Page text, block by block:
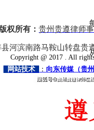
版权所有：贵州贵遵律师
河滨南路马鞍山转盘贵
Copyright @ 2017 . All
网站技术
： 向东传媒（贵